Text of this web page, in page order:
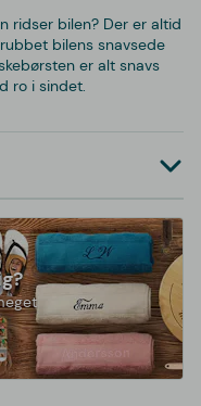
ridser bilen? Der er altid
bilens snavsede
er alt snavs
ro i sindet.